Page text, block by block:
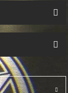
ve diğer
kullanarak